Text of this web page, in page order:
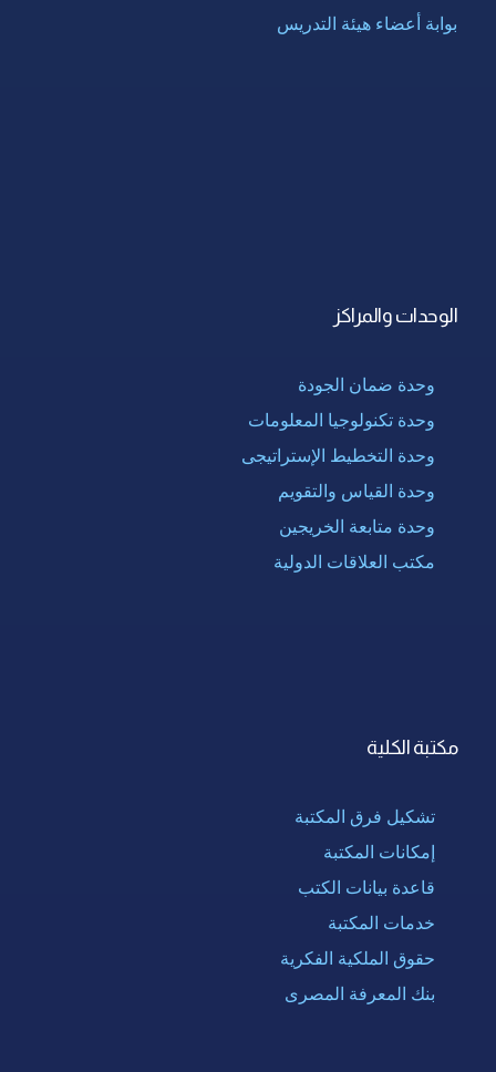
بوابة أعضاء هيئة التدريس
الوحدات والمراكز
وحدة ضمان الجودة
وحدة تكنولوجيا المعلومات
وحدة التخطيط الإستراتيجى
وحدة القياس والتقويم
وحدة متابعة الخريجين
مكتب العلاقات الدولية
مكتبة الكلية
تشكيل فرق المكتبة
إمكانات المكتبة
قاعدة بيانات الكتب
خدمات المكتبة
حقوق الملكية الفكرية
بنك المعرفة المصرى